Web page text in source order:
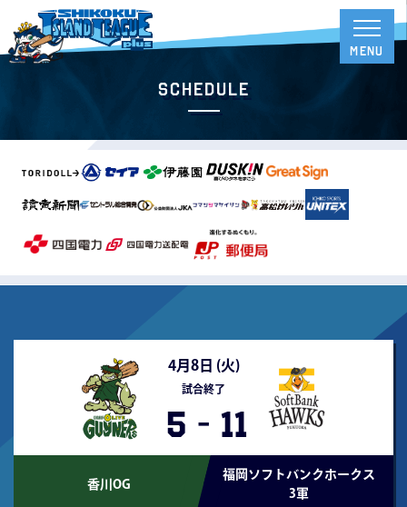
Schedule
4月8日 (火)
試合終了
5 - 11
香川OG
福岡ソフトバンクホークス
3軍